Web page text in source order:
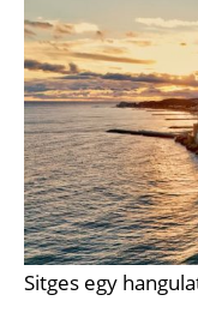
Sitges egy